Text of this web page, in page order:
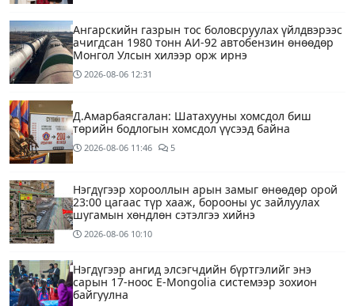
Ангарскийн газрын тос боловсруулах үйлдвэрээс
ачигдсан 1980 тонн АИ-92 автобензин өнөөдөр
Монгол Улсын хилээр орж ирнэ
2026-08-06 12:31
Д.Амарбаясгалан: Шатахууны хомсдол биш
төрийн бодлогын хомсдол үүсээд байна
2026-08-06 11:46 5
Нэгдүгээр хорооллын арын замыг өнөөдөр орой
23:00 цагаас түр хааж, борооны ус зайлуулах
шугамын хөндлөн сэтэлгээ хийнэ
2026-08-06 10:10
Нэгдүгээр ангид элсэгчдийн бүртгэлийг энэ
сарын 17-ноос E-Mongolia системээр зохион
байгуулна